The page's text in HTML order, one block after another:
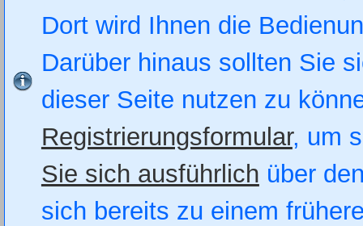
Dort wird Ihnen die
Darüber hinaus sollten Sie
dieser Seite nutzen zu
Registrierungsformular, um
Sie sich ausführlich über
sich bereits zu einem